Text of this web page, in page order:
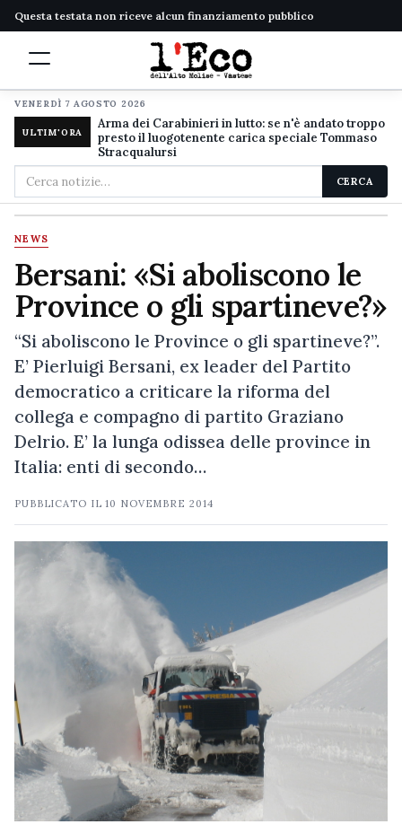
Questa testata non riceve alcun finanziamento pubblico
VENERDÌ 7 AGOSTO 2026
ULTIM'ORA
Arma dei Carabinieri in lutto: se n'è andato troppo
presto il luogotenente carica speciale Tommaso
Stracqualursi
Cerca
nel
sito
CERCA
NEWS
Bersani: «Si aboliscono le
Province o gli spartineve?»
“Si aboliscono le Province o gli spartineve?”.
E’ Pierluigi Bersani, ex leader del Partito
democratico a criticare la riforma del
collega e compagno di partito Graziano
Delrio. E’ la lunga odissea delle province in
Italia: enti di secondo…
PUBBLICATO IL10 NOVEMBRE 2014